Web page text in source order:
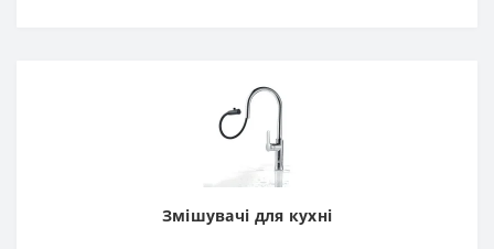
Змішувачі для кухні